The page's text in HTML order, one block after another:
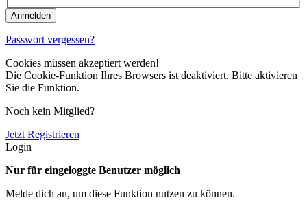
Passwort vergessen?
Cookies müssen akzeptiert werden!
Die Cookie-Funktion Ihres Browsers ist deaktiviert. Bitte aktivieren
Sie die Funktion.
Noch kein Mitglied?
Jetzt Registrieren
Login
Nur für eingeloggte Benutzer möglich
Melde dich an, um diese Funktion nutzen zu können.